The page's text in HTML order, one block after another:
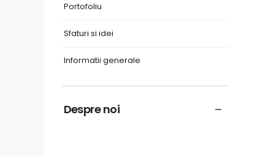
Portofoliu
Sfaturi si idei
Informatii generale
Despre noi